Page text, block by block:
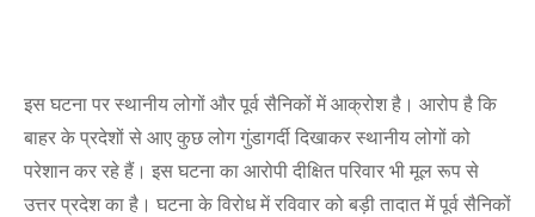
इस घटना पर स्थानीय लोगों और पूर्व सैनिकों में आक्रोश है। आरोप है कि
बाहर के प्रदेशों से आए कुछ लोग गुंडागर्दी दिखाकर स्थानीय लोगों को
परेशान कर रहे हैं। इस घटना का आरोपी दीक्षित परिवार भी मूल रूप से
उत्तर प्रदेश का है। घटना के विरोध में रविवार को बड़ी तादात में पूर्व सैनिकों